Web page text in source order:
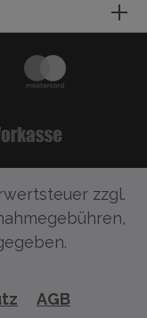
zzgl.
AGB